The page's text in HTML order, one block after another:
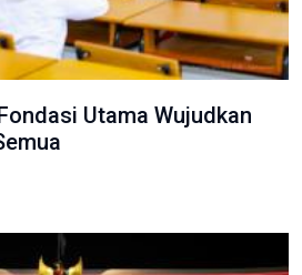
Utama Wujudkan